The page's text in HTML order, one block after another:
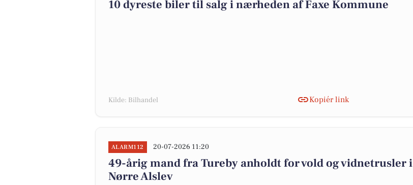
10 dyreste biler til salg i nærheden af Faxe Kommune
Kilde: Bilhandel Kopiér link
ALARM112 20-07-2026 11:20
49-årig mand fra Tureby anholdt for vold og vidnetrusler i
Nørre Alslev